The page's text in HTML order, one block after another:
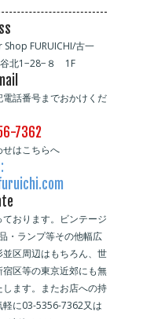
FURUICHI/古一
谷北1−28−８ 1F
話番号までおかけくだ
7362
せはこちらへ
おります。ビンテージ
・ランプ等その他幅広
区周辺はもちろん、世
区等の東京近郊にも無
ます。またお店への持
軽に03-5356-7362又は